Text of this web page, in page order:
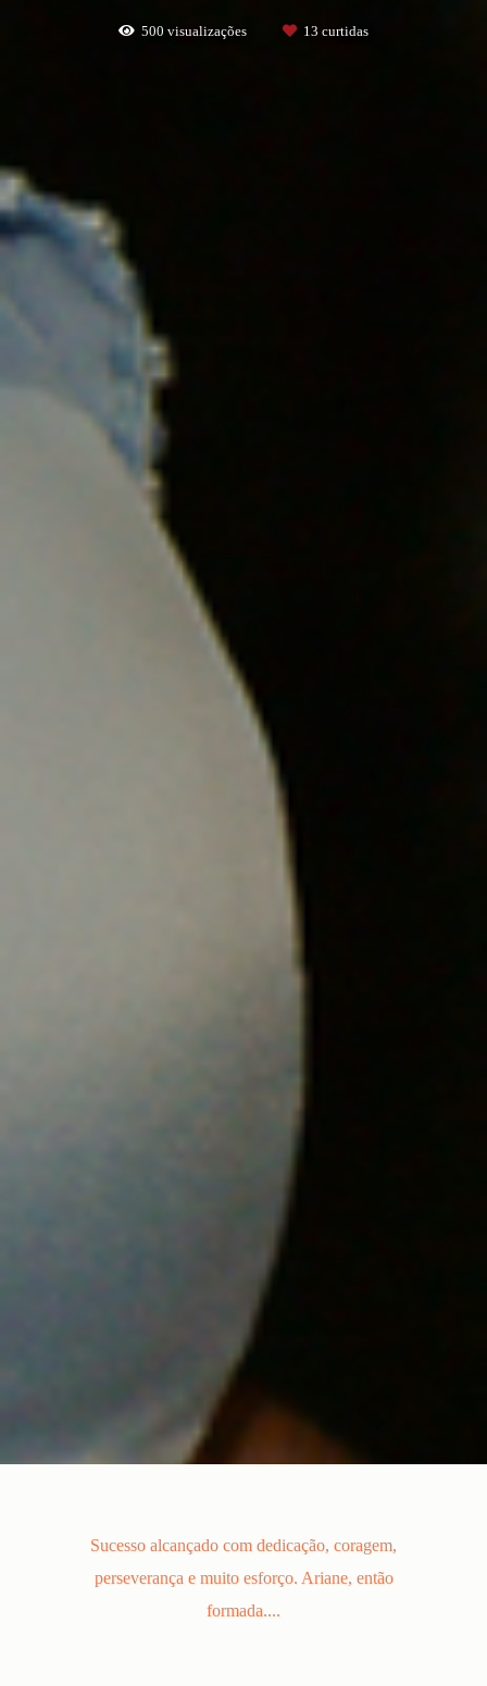
500 visualizações 13 curtidas
Sucesso alcançado com dedicação, coragem,
perseverança e muito esforço. Ariane, então
formada....